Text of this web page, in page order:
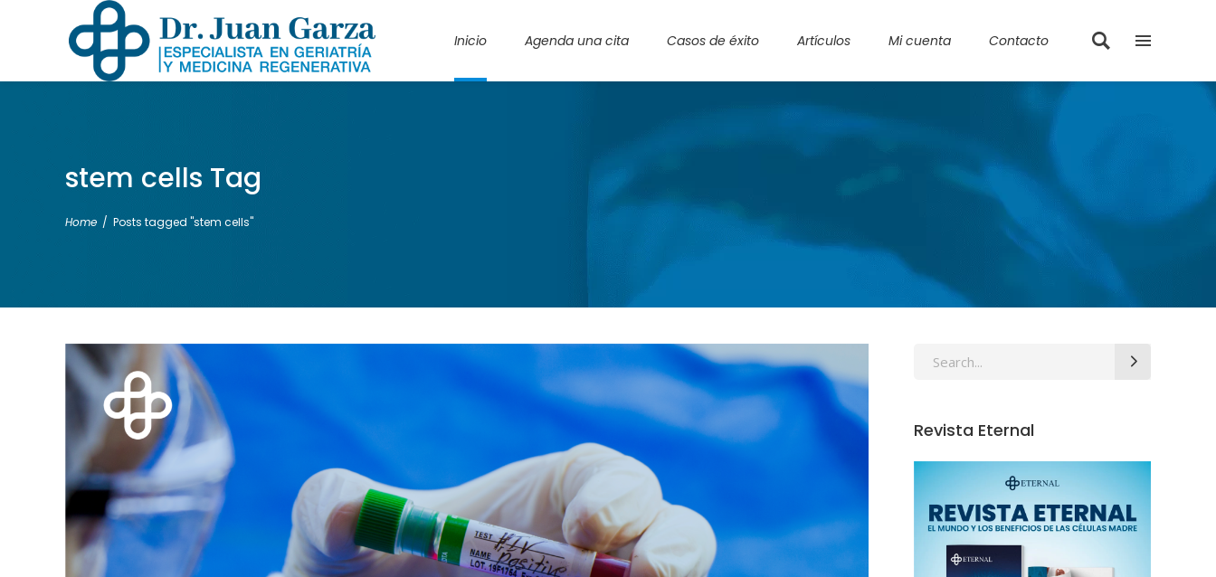
Inicio Agenda una cita Casos de éxito Artículos Mi cuenta Contacto
stem cells Tag
Home / Posts tagged "stem cells"
Revista Eternal